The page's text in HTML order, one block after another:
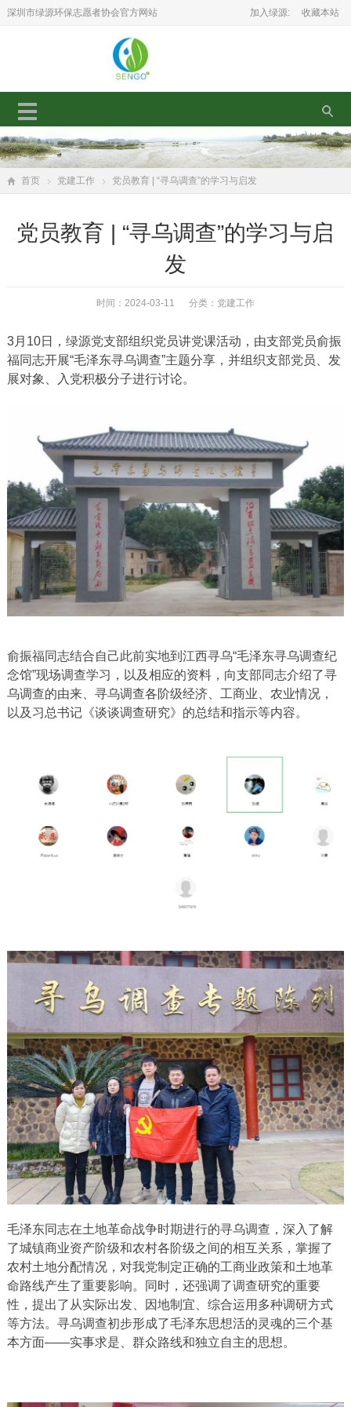
深圳市绿源环保志愿者协会官方网站 加入绿源: 收藏本站
首页 党建工作 党员教育 | “寻乌调查”的学习与启发
党员教育 | “寻乌调查”的学习与启
发
时间：2024-03-11 分类： 党建工作
3月10日，绿源党支部组织党员讲党课活动，由支部党员俞振
福同志开展“毛泽东寻乌调查”主题分享，并组织支部党员、发
展对象、入党积极分子进行讨论。
俞振福同志结合自己此前实地到江西寻乌“毛泽东寻乌调查纪
念馆”现场调查学习，以及相应的资料，向支部同志介绍了寻
乌调查的由来、寻乌调查各阶级经济、工商业、农业情况，
以及习总书记《谈谈调查研究》的总结和指示等内容。
毛泽东同志在土地革命战争时期进行的寻乌调查，深入了解
了城镇商业资产阶级和农村各阶级之间的相互关系，掌握了
农村土地分配情况，对我党制定正确的工商业政策和土地革
命路线产生了重要影响。同时，还强调了调查研究的重要
性，提出了从实际出发、因地制宜、综合运用多种调研方式
等方法。寻乌调查初步形成了毛泽东思想活的灵魂的三个基
本方面——实事求是、群众路线和独立自主的思想。